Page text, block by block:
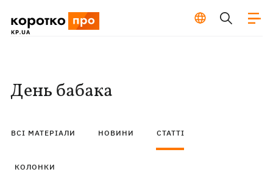
День бабака
ВСІ МАТЕРІАЛИ НОВИНИ СТАТТІ
КОЛОНКИ